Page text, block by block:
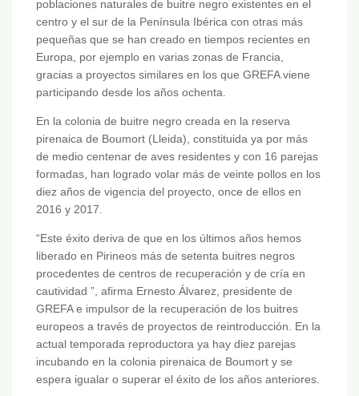
poblaciones naturales de buitre negro existentes en el
centro y el sur de la Península Ibérica con otras más
pequeñas que se han creado en tiempos recientes en
Europa, por ejemplo en varias zonas de Francia,
gracias a proyectos similares en los que GREFA viene
participando desde los años ochenta.
En la colonia de buitre negro creada en la reserva
pirenaica de Boumort (Lleida), constituida ya por más
de medio centenar de aves residentes y con 16 parejas
formadas, han logrado volar más de veinte pollos en los
diez años de vigencia del proyecto, once de ellos en
2016 y 2017.
“Este éxito deriva de que en los últimos años hemos
liberado en Pirineos más de setenta buitres negros
procedentes de centros de recuperación y de cría en
cautividad ”, afirma Ernesto Álvarez, presidente de
GREFA e impulsor de la recuperación de los buitres
europeos a través de proyectos de reintroducción. En la
actual temporada reproductora ya hay diez parejas
incubando en la colonia pirenaica de Boumort y se
espera igualar o superar el éxito de los años anteriores.